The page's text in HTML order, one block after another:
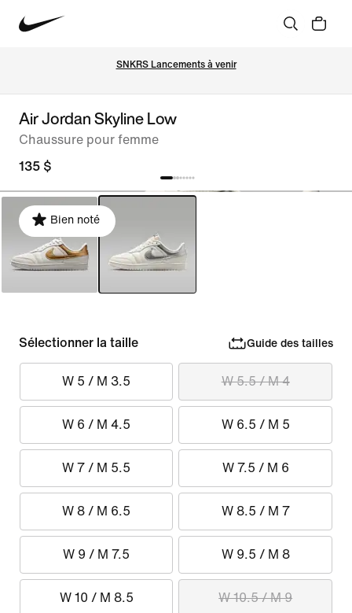
SNKRS Lancements à venir
Air Jordan Skyline Low
Chaussure pour femme
135 $
Bien noté
Sélectionner la taille Guide des tailles
W 5 / M 3.5 W 5.5 / M 4
W 6 / M 4.5 W 6.5 / M 5
W 7 / M 5.5 W 7.5 / M 6
W 8 / M 6.5 W 8.5 / M 7
W 9 / M 7.5 W 9.5 / M 8
W 10 / M 8.5 W 10.5 / M 9